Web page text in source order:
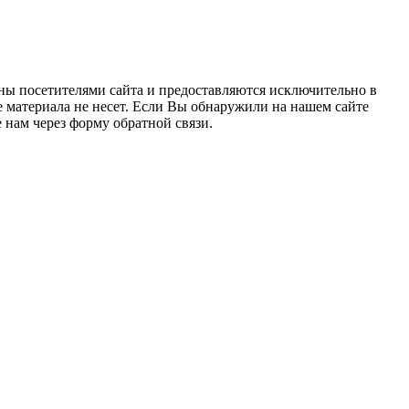
сайта и предоставляются исключительно в
материала не несет. Если Вы обнаружили на нашем сайте
через форму обратной связи.